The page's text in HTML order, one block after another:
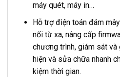
máy quét, máy in…
Hỗ trợ điện toán đám
nối từ xa, nâng cấp
chương trình, giám sát
hiện và sửa chữa nhanh
kiệm thời gian.